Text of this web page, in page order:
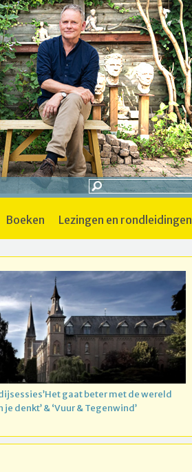
boeken lezingen en rondleidingen
gaat beter met de wereld
je denkt’ & ‘Vuur & Tegenwind’